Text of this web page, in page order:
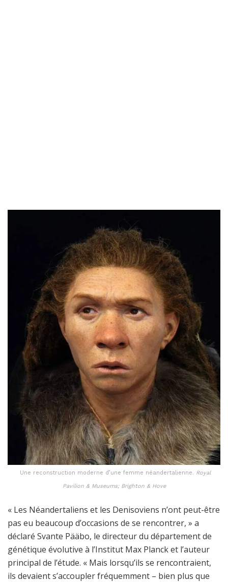
Une reconstruction moderne d’une femme néandertalienne. Royal
Pavilion & Museums; Brighton & Hove
« Les Néandertaliens et les Denisoviens n’ont peut-être
pas eu beaucoup d’occasions de se rencontrer, » a
déclaré Svante Pääbo, le directeur du département de
génétique évolutive à l’Institut Max Planck et l’auteur
principal de l’étude. « Mais lorsqu’ils se rencontraient,
ils devaient s’accoupler fréquemment – bien plus que